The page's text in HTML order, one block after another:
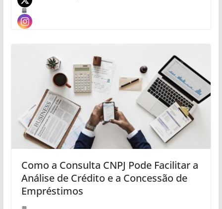
Como a Consulta CNPJ Pode Facilitar a
Análise de Crédito e a Concessão de
Empréstimos